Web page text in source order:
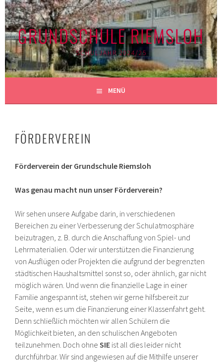
Springe
zum
InhaltGRUNDSCHULE RIEMSLOH
SCHULJAHR 2024/25
MENÜ
FÖRDERVEREIN
Förderverein der Grundschule Riemsloh
Was genau macht nun unser Förderverein?
Wir sehen unsere Aufgabe darin, in verschiedenen
Bereichen zu einer Verbesserung der Schulatmosphäre
beizutragen, z. B. durch die Anschaffung von Spiel- und
Lehrmaterialien. Oder wir unterstützen die Finanzierung
von Ausflügen oder Projekten die aufgrund der begrenzten
städtischen Haushaltsmittel sonst so, oder ähnlich, gar nicht
möglich wären. Und wenn die finanzielle Lage in einer
Familie angespannt ist, stehen wir gerne hilfsbereit zur
Seite, wenn es um die Finanzierung einer Klassenfahrt geht.
Denn schließlich möchten wir allen Schülern die
Möglichkeit bieten, an den schulischen Angeboten
teilzunehmen. Doch ohneSIE ist all dies leider nicht
durchführbar. Wir sind angewiesen auf die Mithilfe unserer